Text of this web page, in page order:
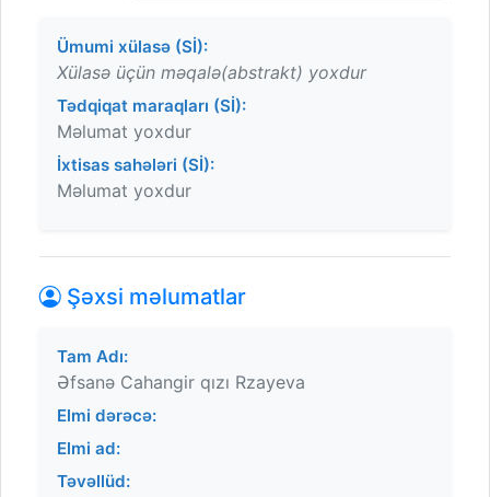
Ümumi xülasə (Sİ):
Xülasə üçün məqalə(abstrakt) yoxdur
Tədqiqat maraqları (Sİ):
Məlumat yoxdur
İxtisas sahələri (Sİ):
Məlumat yoxdur
Şəxsi məlumatlar
Tam Adı:
Əfsanə Cahangir qızı Rzayeva
Elmi dərəcə:
Elmi ad:
Təvəllüd: